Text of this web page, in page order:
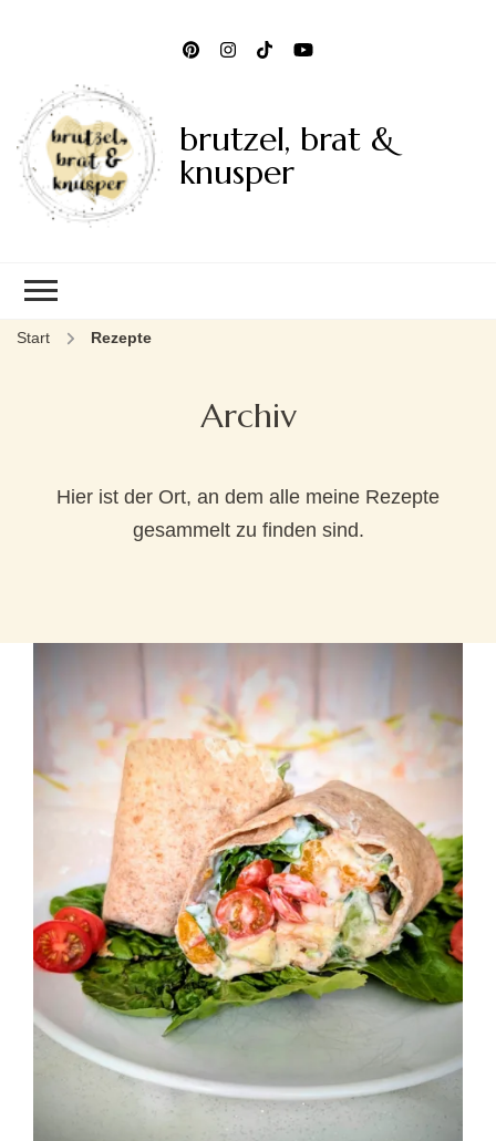
brutzel, brat &
knusper
Start Rezepte
Archiv
Hier ist der Ort, an dem alle meine Rezepte
gesammelt zu finden sind.